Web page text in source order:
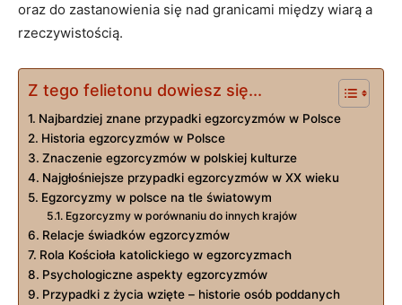
oraz do zastanowienia się nad granicami między wiarą a
‌rzeczywistością.
Z tego felietonu dowiesz się...
Najbardziej znane⁤ przypadki egzorcyzmów w Polsce
Historia egzorcyzmów w Polsce
Znaczenie egzorcyzmów w polskiej kulturze
Najgłośniejsze przypadki egzorcyzmów w XX wieku
Egzorcyzmy w⁤ polsce na tle⁤ światowym
Egzorcyzmy w porównaniu do innych krajów
Relacje świadków⁢ egzorcyzmów
Rola Kościoła katolickiego w egzorcyzmach
Psychologiczne aspekty egzorcyzmów
Przypadki z życia wzięte – historie osób poddanych